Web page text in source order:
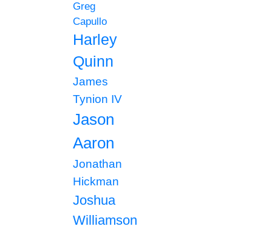
Greg
Capullo
Harley
Quinn
James
Tynion IV
Jason
Aaron
Jonathan
Hickman
Joshua
Williamson